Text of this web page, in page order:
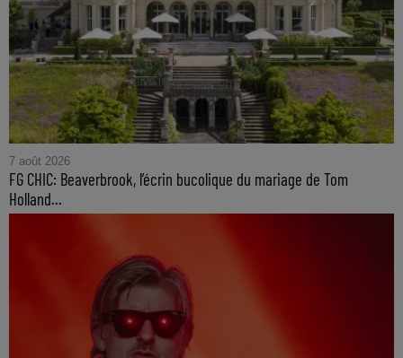
7 août 2026
FG CHIC: Beaverbrook, l’écrin bucolique du mariage de Tom
Holland...